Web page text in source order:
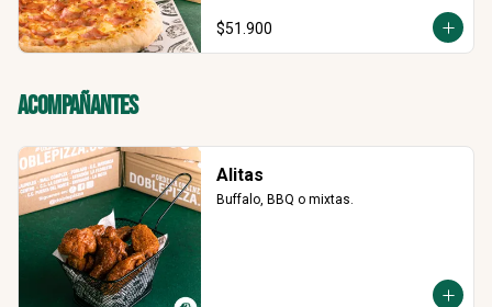
$51.900
Acompañantes
Alitas
Buffalo, BBQ o mixtas.